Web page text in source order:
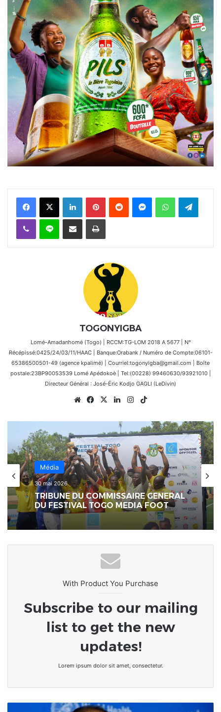
FacebookX Linkedin PinterestReddit MessengerWhatsAppTelegram
Viber Ligne Partager par email Imprimer
TOGONYIGBA
Lomé-Amadanhomé (Togo) | RCCM:TG-LOM 2018 A 5677 | N°
Récépissé:0425/24/03/11/HAAC | Banque:Orabank / Numéro de Compte:06101-
65386500501-49 (agence kpalimé) | Courriel:togonyigba@gmail.com | Boîte
postale:23BP90053539 Lomé Apédokoè | Tel:(00228) 99460630/93921010 |
Directeur Général : José-Éric Kodjo GAGLI (LeDivin)
WebsiteFacebook
X LinkedinInstagram
Média
30 mai 2026
TRIBUNE DU COMMISSAIRE GENERAL
DU FESTIVAL TOGO MEDIA FOOT
With Product You Purchase
Subscribe to our mailing
list to get the new
updates!
Lorem ipsum dolor sit amet, consectetur.